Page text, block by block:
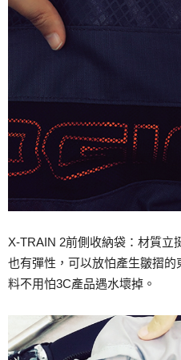
X-TRAIN 2前側收納袋：材質立
也有彈性，可以放怕產生皺摺
料不用怕3C產品遇水壞掉。